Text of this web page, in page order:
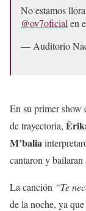
No estamos
@ov7oficial en
— Auditorio
En su primer show
de trayectoria,
M’balia
cantaron y
La canción “Te
de la noche, ya